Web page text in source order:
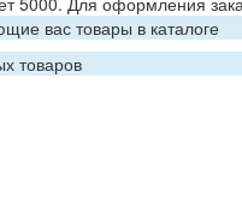
вас товары в каталоге
товаров